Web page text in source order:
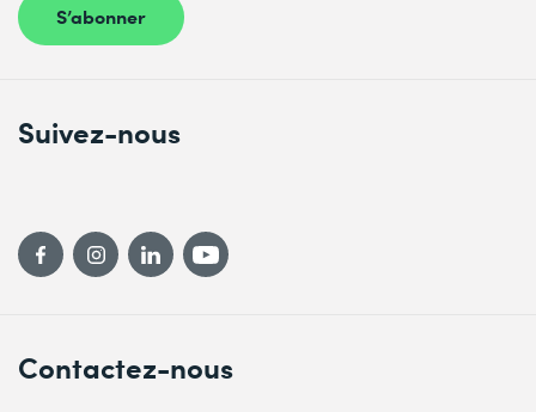
S’abonner
Contactez-nous
Suivez-nous